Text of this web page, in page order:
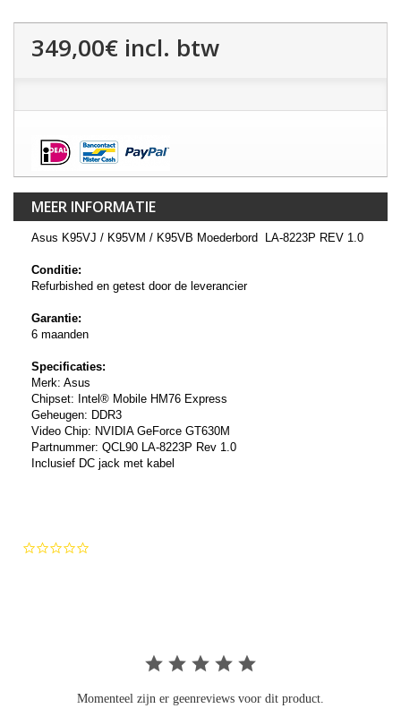
349,00€ incl. btw
MEER INFORMATIE
Asus K95VJ / K95VM / K95VB Moederbord LA-8223P REV 1.0
Conditie:
Refurbished en getest door de leverancier
Garantie:
6 maanden
Specificaties:
Merk: Asus
Chipset: Intel® Mobile HM76 Express
Geheugen: DDR3
Video Chip: NVIDIA GeForce GT630M
Partnummer: QCL90 LA-8223P Rev 1.0
Inclusief DC jack met kabel
Momenteel zijn er geenreviews voor dit product.